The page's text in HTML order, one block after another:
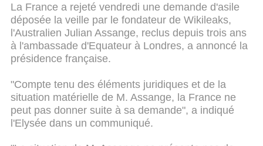
La France a rejeté vendredi une demande d'asile
déposée la veille par le fondateur de Wikileaks,
l'Australien Julian Assange, reclus depuis trois ans
à l'ambassade d'Equateur à Londres, a annoncé la
présidence française.
"Compte tenu des éléments juridiques et de la
situation matérielle de M. Assange, la France ne
peut pas donner suite à sa demande", a indiqué
l'Elysée dans un communiqué.